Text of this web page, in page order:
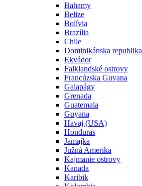
Bahamy
Belize
Bolívia
Brazília
Chile
Dominikánska republika
Ekvádor
Falklandské ostrovy
Francúzska Guyana
Galapágy
Grenada
Guatemala
Guyana
Havaj (USA)
Honduras
Jamajka
Južná Amerika
Kajmanie ostrovy
Kanada
Karibik